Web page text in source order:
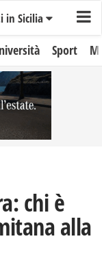
in Sicilia
Sport
chi è
alla